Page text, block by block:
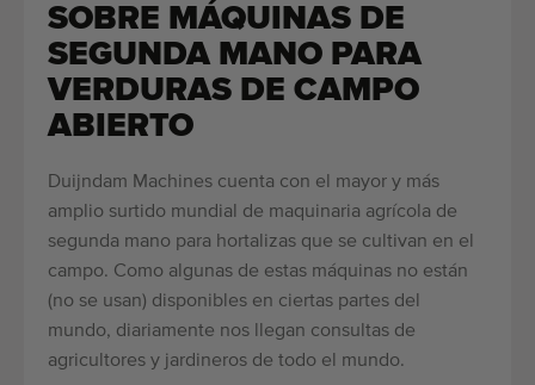
SOBRE MÁQUINAS DE
SEGUNDA MANO PARA
VERDURAS DE CAMPO
ABIERTO
Duijndam Machines cuenta con el mayor y más
amplio surtido mundial de maquinaria agrícola de
segunda mano para hortalizas que se cultivan en el
campo. Como algunas de estas máquinas no están
(no se usan) disponibles en ciertas partes del
mundo, diariamente nos llegan consultas de
agricultores y jardineros de todo el mundo.